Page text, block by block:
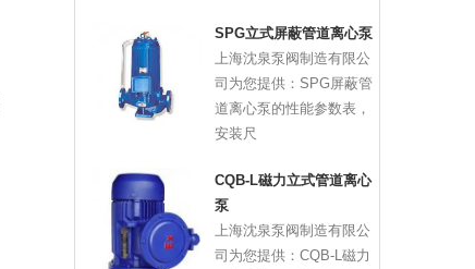
SPG立式屏蔽管道离心泵
上海沈泉泵阀制造有限公
司为您提供：SPG屏蔽管
道离心泵的性能参数表，
安装尺
CQB-L磁力立式管道离心
泵
上海沈泉泵阀制造有限公
司为您提供：CQB-L磁力